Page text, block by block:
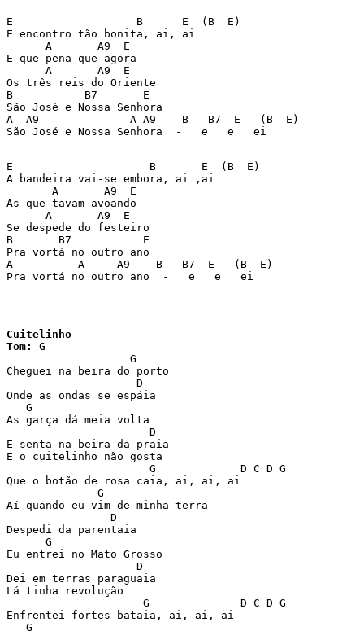
E                   B      E  (B  E)
E encontro tão bonita, ai, ai
      A       A9  E
E que pena que agora
      A       A9  E
Os três reis do Oriente
B           B7       E
São José e Nossa Senhora
A  A9              A A9    B   B7  E   (B  E)
São José e Nossa Senhora  -   e   e   ei
E                     B       E  (B  E)
A bandeira vai-se embora, ai ,ai
       A       A9  E
As que tavam avoando
      A       A9  E
Se despede do festeiro
B       B7           E
Pra vortá no outro ano
A          A     A9    B   B7  E   (B  E)
Pra vortá no outro ano  -   e   e   ei
Cuitelinho
Tom: G
G
Cheguei na beira do porto
                    D
Onde as ondas se espáia
   G
As garça dá meia volta
                      D
E senta na beira da praia
E o cuitelinho não gosta
                      G             D C D G
Que o botão de rosa caia, ai, ai, ai
              G
Aí quando eu vim de minha terra
                D
Despedi da parentaia
      G
Eu entrei no Mato Grosso
                    D
Dei em terras paraguaia
Lá tinha revolução
                     G              D C D G
Enfrentei fortes bataia, ai, ai, ai
   G